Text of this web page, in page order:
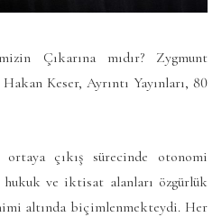
Çıkarına mıdır? Zygmunt
Keser, Ayrıntı Yayınları, 80
çıkış sürecinde otonomi
hukuk ve iktisat alanları özgürlük
altında biçimlenmekteydi. Her